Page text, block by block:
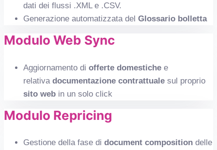
dati dei flussi .XML e .CSV.
Generazione automatizzata del Glossario bolletta
Modulo Web Sync
Aggiornamento di offerte domestiche e
relativa documentazione contrattuale sul proprio
sito web in un solo click
Modulo Repricing
Gestione della fase di document composition delle